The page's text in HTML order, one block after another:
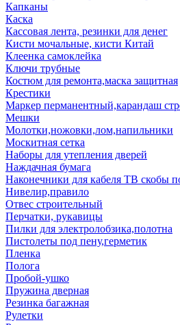
Капканы
Каска
Кассовая лента, резинки для денег
Кисти мочальные, кисти Китай
Клеенка самоклейка
Ключи трубные
Костюм для ремонта,маска защитная
Крестики
Маркер перманентный,карандаш
Мешки
Молотки,ножовки,лом,напильники
Москитная сетка
Наборы для утепления дверей
Наждачная бумага
Наконечники для кабеля ТВ скобы
Нивелир,правило
Отвес строительный
Перчатки, рукавицы
Пилки для электролобзика,полотна
Пистолеты под пену,герметик
Пленка
Полога
Пробой-ушко
Пружина дверная
Резинка багажная
Рулетки